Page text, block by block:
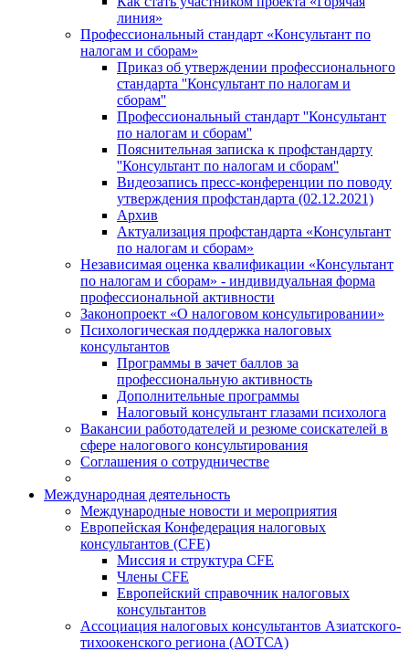
линия»
Профессиональный стандарт «Консультант по
налогам и сборам»
Приказ об утверждении профессионального
стандарта ''Консультант по налогам и
сборам''
Профессиональный стандарт ''Консультант
по налогам и сборам''
Пояснительная записка к профстандарту
''Консультант по налогам и сборам''
Видеозапись пресс-конференции по поводу
утверждения профстандарта (02.12.2021)
Архив
Актуализация профстандарта «Консультант
по налогам и сборам»
Независимая оценка квалификации «Консультант
по налогам и сборам» - индивидуальная форма
профессиональной активности
Законопроект «О налоговом консультировании»
Психологическая поддержка налоговых
консультантов
Программы в зачет баллов за
профессиональную активность
Дополнительные программы
Налоговый консультант глазами психолога
Вакансии работодателей и резюме соискателей в
сфере налогового консультирования
Соглашения о сотрудничестве
Международная деятельность
Международные новости и мероприятия
Европейская Конфедерация налоговых
консультантов (CFE)
Миссия и структура CFE
Члены CFE
Европейский справочник налоговых
консультантов
Ассоциация налоговых консультантов Азиатского-
тихоокенского региона (АОТСА)